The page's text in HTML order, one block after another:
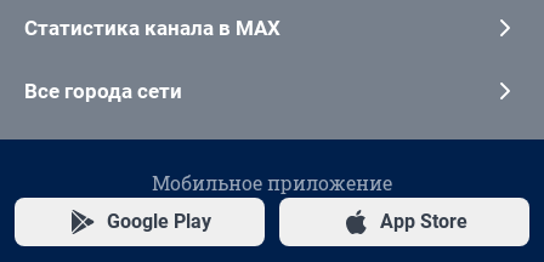
Статистика канала в MAX
Все города сети
Мобильное приложение
Google Play App Store